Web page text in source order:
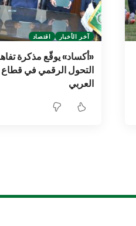
آخر الأخبار اقتصاد
«أكساد» يوقّع مذكرة
التحول الرقمي في قطاع
العربي